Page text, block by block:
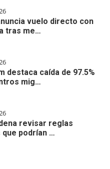
vuelo directo con
tras me…
destaca caída de 97.5%
mig…
revisar reglas
que podrían …